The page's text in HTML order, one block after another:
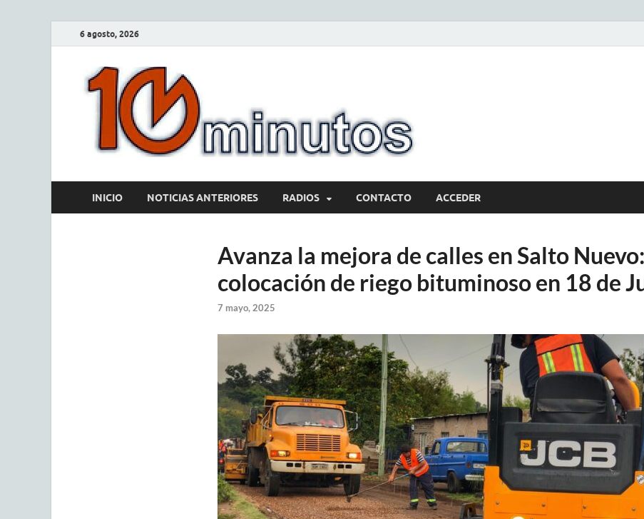
6 agosto, 2026
INICIO NOTICIAS ANTERIORES RADIOS CONTACTO ACCEDER
Avanza la mejora de calles en Salto Nuevo:
colocación de riego bituminoso en 18 de
7 mayo, 2025